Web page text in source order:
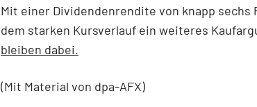
Mit einer Dividendenrendite von knapp
dem starken Kursverlauf ein weiteres
bleiben dabei.
(Mit Material von dpa-AFX)